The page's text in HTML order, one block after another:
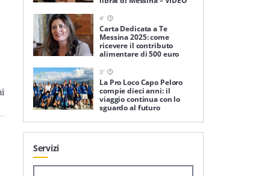
4'
Carta Dedicata a Te
Messina 2025: come
ricevere il contributo
alimentare di 500 euro
3'
La Pro Loco Capo Peloro
compie dieci anni: il
viaggio continua con lo
sguardo al futuro
Servizi